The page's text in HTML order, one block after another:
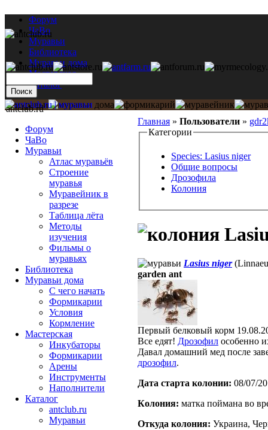
Форум
ЧаВо
Муравьи
Библиотека
Муравьи дома
Мастерская
Каталог
Главная » Пользователи »
Категории
Species: Lasius niger
Общие вопросы
Дрозофила
Колония
Lasius niger
garden ant
Первый белковый корм
Все едят! Дрозофил особенно
Давал домашний мед после
дрозофил.
Дата старта кoлонии: 08/07/
Кoлония: матка поймана во
Откуда кoлония: Украина,
antclub.ru
Форум
ЧаВо
Муравьи
Атлас муравьёв
Строение
муравья
Муравейник в
разрезе
Таблица лёта
Методы
изучения
Фильмы о
муравьях
Библиотека
Муравьи дома
С чего начать
Формикарии
Условия
Кормление
Мастерская
Инкубаторы
Формикарии
Арены
Инструменты
Наполнители
Каталог
antclub.ru
Муравьи